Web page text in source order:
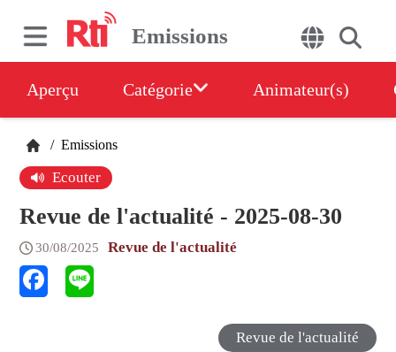
Emissions
Aperçu Catégorie Animateur(s)
/ Emissions
Ecouter
Revue de l'actualité - 2025-08-30
30/08/2025 Revue de l'actualité
Revue de l'actualité